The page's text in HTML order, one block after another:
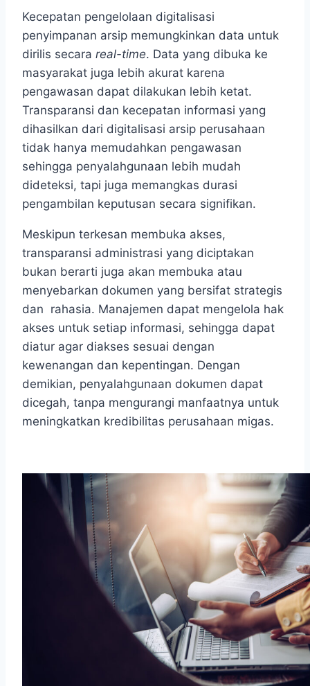
Kecepatan pengelolaan digitalisasi
penyimpanan arsip memungkinkan data untuk
dirilis secara real-time. Data yang dibuka ke
masyarakat juga lebih akurat karena
pengawasan dapat dilakukan lebih ketat.
Transparansi dan kecepatan informasi yang
dihasilkan dari digitalisasi arsip perusahaan
tidak hanya memudahkan pengawasan
sehingga penyalahgunaan lebih mudah
dideteksi, tapi juga memangkas durasi
pengambilan keputusan secara signifikan.
Meskipun terkesan membuka akses,
transparansi administrasi yang diciptakan
bukan berarti juga akan membuka atau
menyebarkan dokumen yang bersifat strategis
dan rahasia. Manajemen dapat mengelola hak
akses untuk setiap informasi, sehingga dapat
diatur agar diakses sesuai dengan
kewenangan dan kepentingan. Dengan
demikian, penyalahgunaan dokumen dapat
dicegah, tanpa mengurangi manfaatnya untuk
meningkatkan kredibilitas perusahaan migas.